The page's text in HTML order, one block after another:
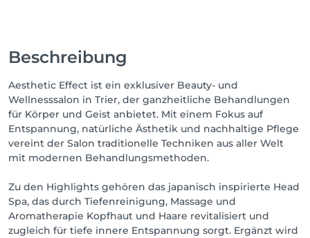
Beschreibung
Aesthetic Effect ist ein exklusiver Beauty- und
Wellnesssalon in Trier, der ganzheitliche Behandlungen
für Körper und Geist anbietet. Mit einem Fokus auf
Entspannung, natürliche Ästhetik und nachhaltige Pflege
vereint der Salon traditionelle Techniken aus aller Welt
mit modernen Behandlungsmethoden.
Zu den Highlights gehören das japanisch inspirierte Head
Spa, das durch Tiefenreinigung, Massage und
Aromatherapie Kopfhaut und Haare revitalisiert und
zugleich für tiefe innere Entspannung sorgt. Ergänzt wird